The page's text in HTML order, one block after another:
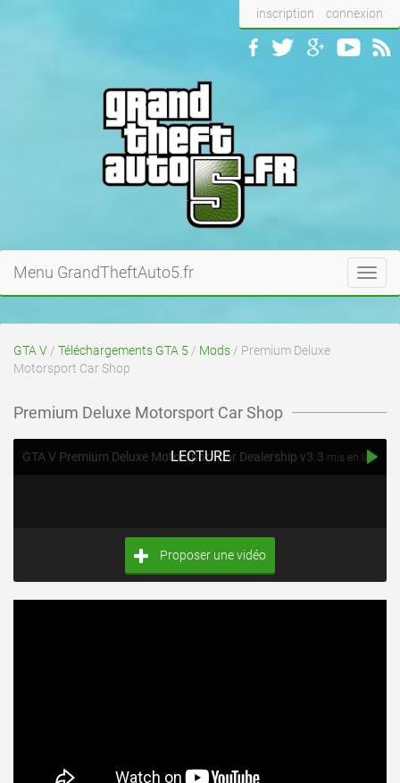
inscription connexion
Menu GrandTheftAuto5.fr
GTA V / Téléchargements GTA 5 / Mods / Premium Deluxe
Motorsport Car Shop
Premium Deluxe Motorsport Car Shop
GTA V Premium Deluxe Motorsport Car Dealership v3.3 mis en ligne par BenDeR
LECTURE
Proposer une vidéo